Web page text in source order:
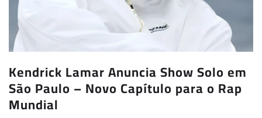
Kendrick Lamar Anuncia Show Solo em
São Paulo – Novo Capítulo para o Rap
Mundial